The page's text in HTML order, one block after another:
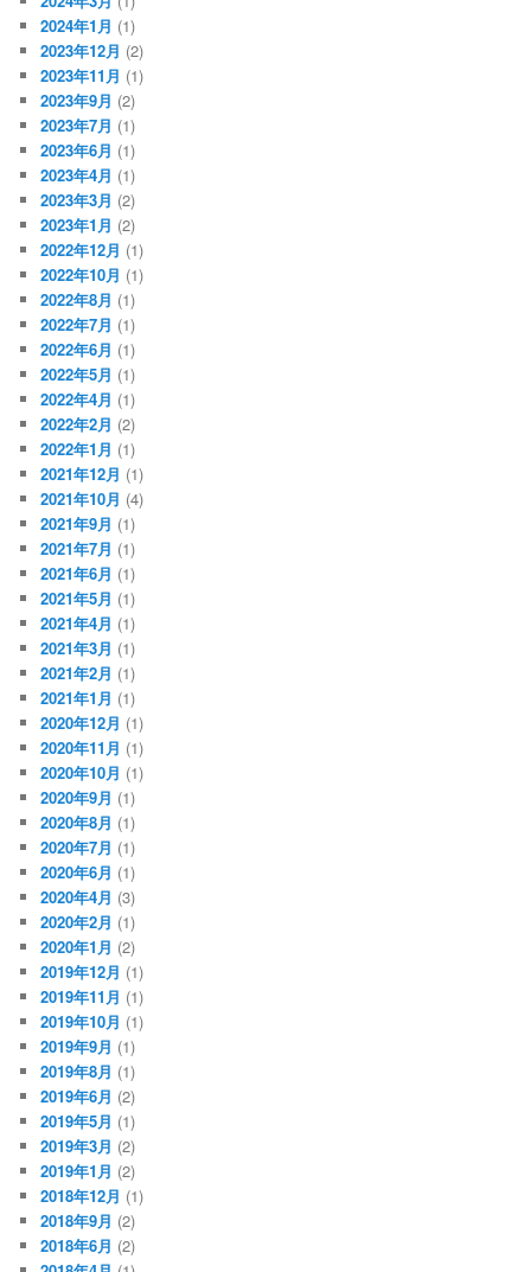
2024年1月 (1)
2023年12月 (2)
2023年11月 (1)
2023年9月 (2)
2023年7月 (1)
2023年6月 (1)
2023年4月 (1)
2023年3月 (2)
2023年1月 (2)
2022年12月 (1)
2022年10月 (1)
2022年8月 (1)
2022年7月 (1)
2022年6月 (1)
2022年5月 (1)
2022年4月 (1)
2022年2月 (2)
2022年1月 (1)
2021年12月 (1)
2021年10月 (4)
2021年9月 (1)
2021年7月 (1)
2021年6月 (1)
2021年5月 (1)
2021年4月 (1)
2021年3月 (1)
2021年2月 (1)
2021年1月 (1)
2020年12月 (1)
2020年11月 (1)
2020年10月 (1)
2020年9月 (1)
2020年8月 (1)
2020年7月 (1)
2020年6月 (1)
2020年4月 (3)
2020年2月 (1)
2020年1月 (2)
2019年12月 (1)
2019年11月 (1)
2019年10月 (1)
2019年9月 (1)
2019年8月 (1)
2019年6月 (2)
2019年5月 (1)
2019年3月 (2)
2019年1月 (2)
2018年12月 (1)
2018年9月 (2)
2018年6月 (2)